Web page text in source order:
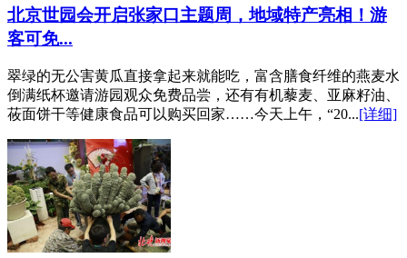
北京世园会开启张家口主题周，地域特产亮相！游
客可免...
翠绿的无公害黄瓜直接拿起来就能吃，富含膳食纤维的燕麦水
倒满纸杯邀请游园观众免费品尝，还有有机藜麦、亚麻籽油、
莜面饼干等健康食品可以购买回家……今天上午，“20...[详细]